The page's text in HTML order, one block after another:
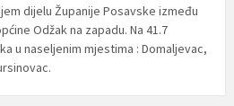
dijelu Županije Posavske između
Odžak na zapadu. Na 41.7
u naseljenim mjestima : Domaljevac,